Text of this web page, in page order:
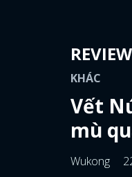
KHÁC
Vết
mù
Wukong